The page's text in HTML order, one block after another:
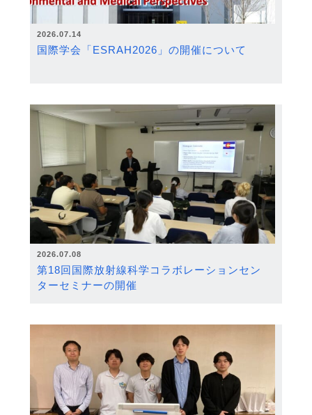
2026.07.14
国際学会「ESRAH2026」の開催について
2026.07.08
第18回国際放射線科学コラボレーションセン
ターセミナーの開催